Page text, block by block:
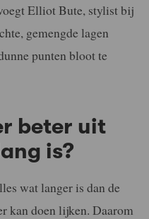
Elliot Bute, stylist bij
gemengde lagen
punten bloot te
beter uit
is?
wat langer is dan de
kan doen lijken. Daarom